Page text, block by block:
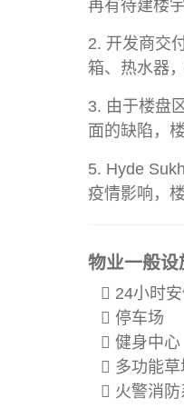
再有待建楼
2. 开发商交
箱、热水器
3. 由于楼盘
面的缺陷，
5. Hyde
疫情影响，
物业一般设
24小时
停车场
健身中心
多功能
火警消